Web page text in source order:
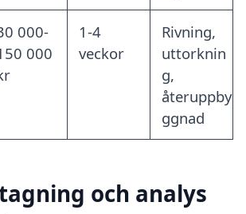
000-
000
1-4
veckor
Rivning,
uttorknin
g,
återuppby
ggnad
och analys